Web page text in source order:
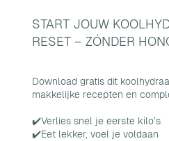
START JOUW
RESET – ZÓNDER
Download gratis dit
makkelijke recepten en
✔️Verlies snel je eerste kilo’s
✔️Eet lekker, voel je voldaan